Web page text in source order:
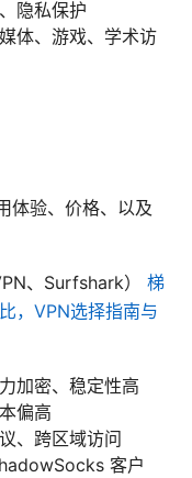
隐私保护
体、游戏、学术访
体验、价格、以及
、Surfshark） 梯
，VPN选择指南与
加密、稳定性高
偏高
、跨区域访问
客户